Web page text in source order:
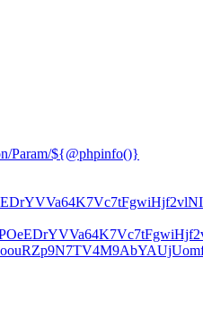
Param/${@phpinfo()}